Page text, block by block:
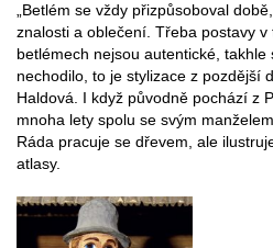
„Betlém se vždy přizpůsoboval
znalosti a oblečení. Třeba postavy
betlémech nejsou autentické,
nechodilo, to je stylizace z pozdější
Haldová. I když původně pochází z
mnoha lety spolu se svým
Ráda pracuje se dřevem, ale
atlasy.